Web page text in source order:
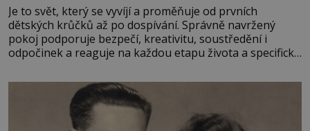
Je to svět, který se vyvíjí a proměňuje od prvních
dětských krůčků až po dospívání. Správně navržený
pokoj podporuje bezpečí, kreativitu, soustředění i
odpočinek a reaguje na každou etapu života a specifické
měkkost a bezpečí, proto by pokoj miminka měl působit
především klidně a útulně. Předškolní věk je